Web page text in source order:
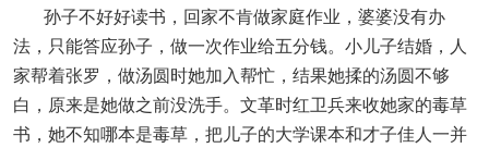
孙子不好好读书，回家不肯做家庭作业，婆婆没有办
法，只能答应孙子，做一次作业给五分钱。小儿子结婚，人
家帮着张罗，做汤圆时她加入帮忙，结果她揉的汤圆不够
白，原来是她做之前没洗手。文革时红卫兵来收她家的毒草
书，她不知哪本是毒草，把儿子的大学课本和才子佳人一并